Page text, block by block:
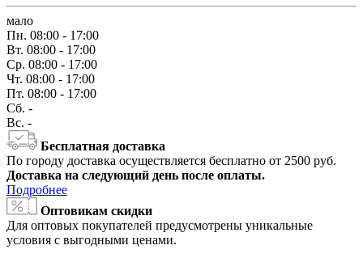
мало
Пн. 08:00 - 17:00
Вт. 08:00 - 17:00
Ср. 08:00 - 17:00
Чт. 08:00 - 17:00
Пт. 08:00 - 17:00
Сб. -
Вс. -
Бесплатная доставка
По городу доставка осуществляется бесплатно от 2500 руб.
Доставка на следующий день после оплаты.
Подробнее
Оптовикам скидки
Для оптовых покупателей предусмотрены уникальные
условия с выгодными ценами.